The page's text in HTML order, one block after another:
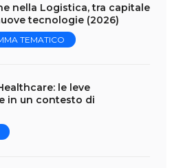
nella Logistica, tra capitale
tecnologie (2026)
TEMATICO
le leve
in un contesto di